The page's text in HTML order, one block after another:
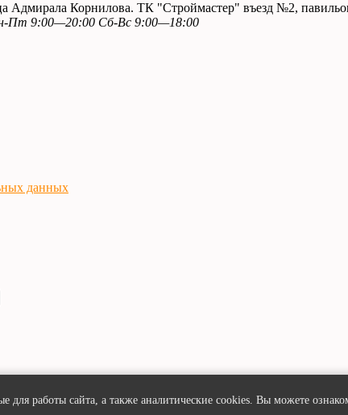
Адмирала Корнилова. ТК "Строймастер" въезд №2,
Пт 9:00—20:00 Сб-Вс 9:00—18:00
данных
работы сайта, а также аналитические cookies. Вы можете